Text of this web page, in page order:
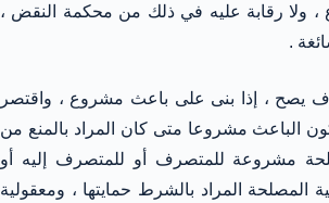
ولا رقابة عليه في ذلك من محكمة النقض ،
.
يصح ، إذا بنى على باعث مشروع ، واقتصر
الباعث مشروعا متى كان المراد بالمنع من
مشروعة للمتصرف أو للمتصرف إليه أو
المصلحة المراد بالشرط حمايتها ، ومعقولية